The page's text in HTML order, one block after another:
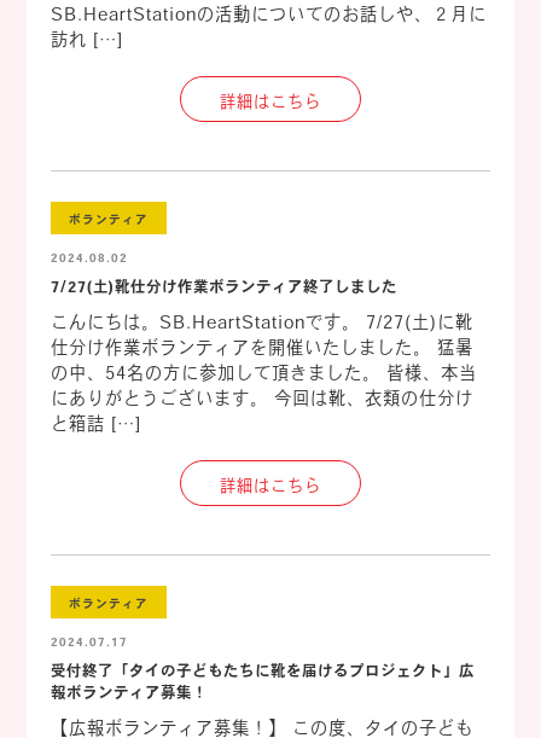
SB.HeartStationの活動についてのお話しや、２月に
訪れ […]
詳細はこちら
ボランティア
2024.08.02
7/27(土)靴仕分け作業ボランティア終了しました
こんにちは。SB.HeartStationです。 7/27(土)に靴
仕分け作業ボランティアを開催いたしました。 猛暑
の中、54名の方に参加して頂きました。 皆様、本当
にありがとうございます。 今回は靴、衣類の仕分け
と箱詰 […]
詳細はこちら
ボランティア
2024.07.17
受付終了「タイの子どもたちに靴を届けるプロジェクト」広
報ボランティア募集！
【広報ボランティア募集！】 この度、タイの子ども